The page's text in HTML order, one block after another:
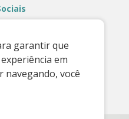
garantir que
em
navegando, você